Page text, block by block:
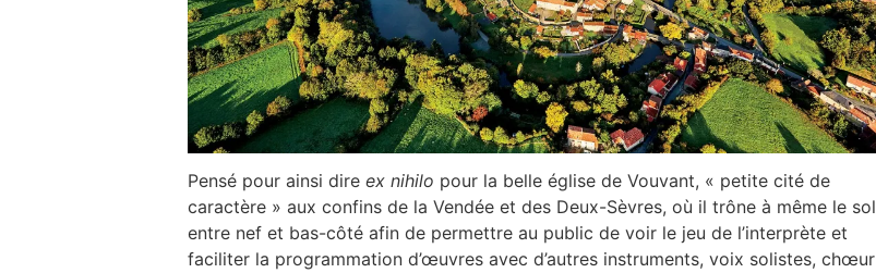
Pensé pour ainsi dire ex nihilo pour la belle église de Vouvant, « petite cité de
caractère » aux confins de la Vendée et des Deux-Sèvres, où il trône à même le sol
entre nef et bas-côté afin de permettre au public de voir le jeu de l’interprète et
faciliter la programmation d’œuvres avec d’autres instruments, voix solistes, chœur